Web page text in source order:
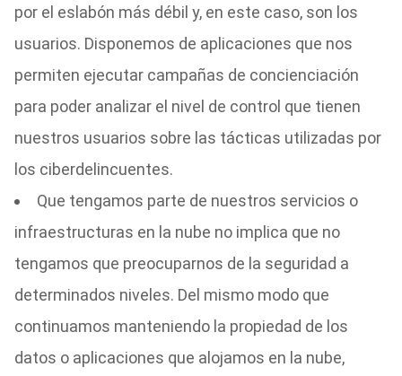
por el eslabón más débil y, en este caso, son los
usuarios. Disponemos de aplicaciones que nos
permiten ejecutar campañas de concienciación
para poder analizar el nivel de control que tienen
nuestros usuarios sobre las tácticas utilizadas por
los ciberdelincuentes.
Que tengamos parte de nuestros servicios o
infraestructuras en la nube no implica que no
tengamos que preocuparnos de la seguridad a
determinados niveles. Del mismo modo que
continuamos manteniendo la propiedad de los
datos o aplicaciones que alojamos en la nube,